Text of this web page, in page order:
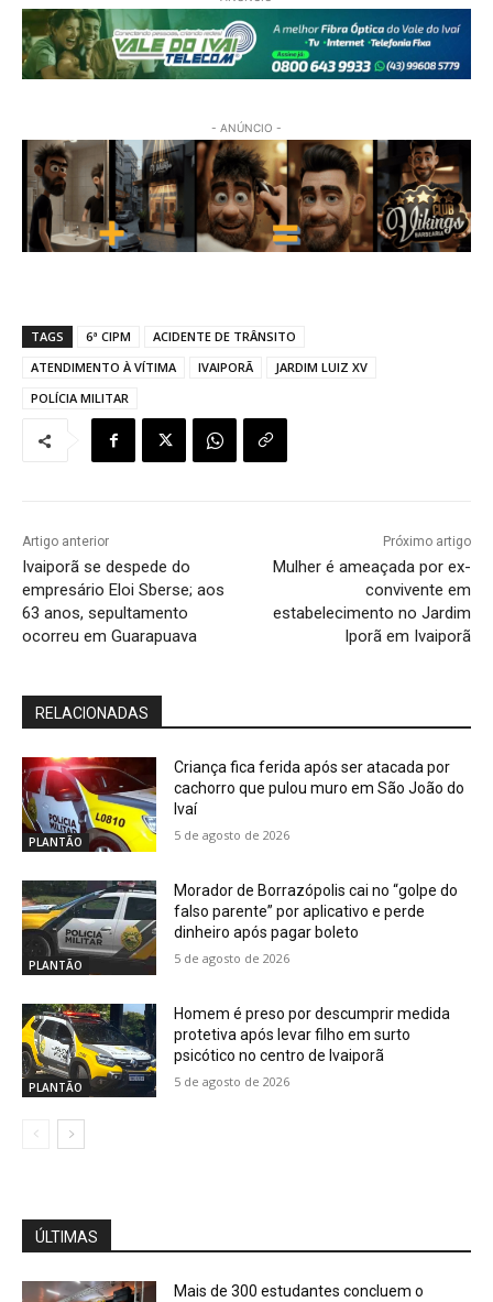
- ANÚNCIO -
TAGS 6ª CIPM
ACIDENTE DE TRÂNSITO
ATENDIMENTO À VÍTIMA
IVAIPORÃ
JARDIM LUIZ XV
POLÍCIA MILITAR
Artigo anterior
Ivaiporã se despede do
empresário Eloi Sberse; aos
63 anos, sepultamento
ocorreu em Guarapuava
Próximo artigo
Mulher é ameaçada por ex-
convivente em
estabelecimento no Jardim
Iporã em Ivaiporã
RELACIONADAS
PLANTÃO
Criança fica ferida após ser atacada por
cachorro que pulou muro em São João do
Ivaí
5 de agosto de 2026
PLANTÃO
Morador de Borrazópolis cai no “golpe do
falso parente” por aplicativo e perde
dinheiro após pagar boleto
5 de agosto de 2026
PLANTÃO
Homem é preso por descumprir medida
protetiva após levar filho em surto
psicótico no centro de Ivaiporã
5 de agosto de 2026
ÚLTIMAS
Mais de 300 estudantes concluem o